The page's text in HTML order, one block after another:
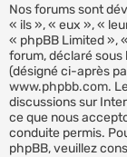
Nos forums sont
« ils », « eux », «
« phpBB Limited »,
forum, déclaré sous
(désigné ci-après
www.phpbb.com.
discussions sur
ce que nous
conduite permis.
phpBB, veuillez